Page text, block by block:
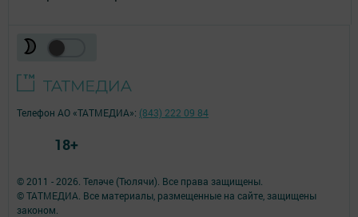
© 2011 - 2026. Теләче (Тюлячи). Все права защищены.
© ТАТМЕДИА. Все материалы, размещенные на сайте, защищены
законом.
Телефон АО «ТАТМЕДИА»: (843) 222 09 84
18+